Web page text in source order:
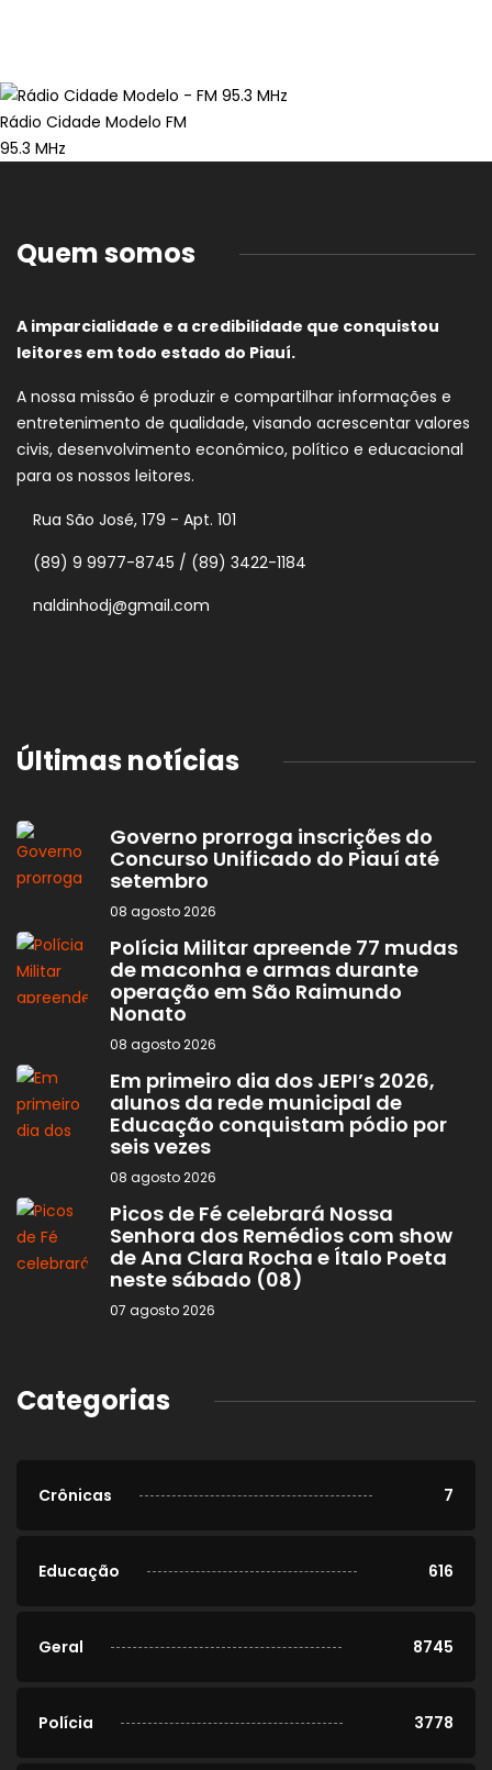
Rádio Cidade Modelo FM
95.3 MHz
Quem somos
A imparcialidade e a credibilidade que conquistou
leitores em todo estado do Piauí.
A nossa missão é produzir e compartilhar informações e
entretenimento de qualidade, visando acrescentar valores
civis, desenvolvimento econômico, político e educacional
para os nossos leitores.
Rua São José, 179 - Apt. 101
(89) 9 9977-8745 / (89) 3422-1184
naldinhodj@gmail.com
Últimas notícias
Governo prorroga inscrições do
Concurso Unificado do Piauí até
setembro
08 agosto 2026
Polícia Militar apreende 77 mudas
de maconha e armas durante
operação em São Raimundo
Nonato
08 agosto 2026
Em primeiro dia dos JEPI’s 2026,
alunos da rede municipal de
Educação conquistam pódio por
seis vezes
08 agosto 2026
Picos de Fé celebrará Nossa
Senhora dos Remédios com show
de Ana Clara Rocha e Ítalo Poeta
neste sábado (08)
07 agosto 2026
Categorias
Crônicas 7
Educação 616
Geral 8745
Polícia 3778